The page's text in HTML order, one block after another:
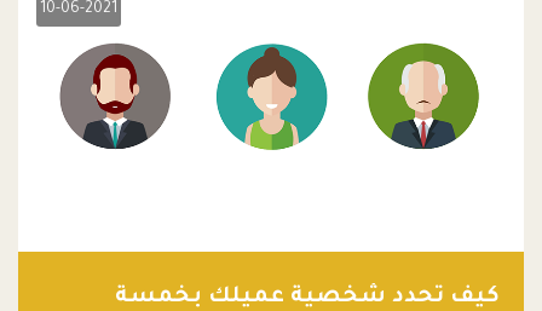
10-06-2021
كيف تحدد شخصية عميلك بخمسة